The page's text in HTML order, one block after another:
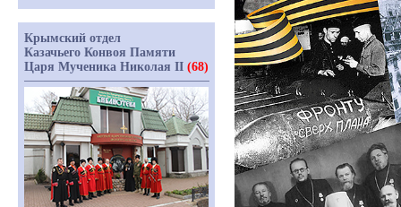
Крымский отдел
Казачьего Конвоя Памяти
Царя Мученика Николая II (68)